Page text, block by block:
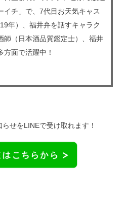
イチ」で、7代目お天気キャス
年）、福井弁を話すキャラク
師（日本酒品質鑑定士）、福井
面で活躍中！
せをLINEで受け取れます！